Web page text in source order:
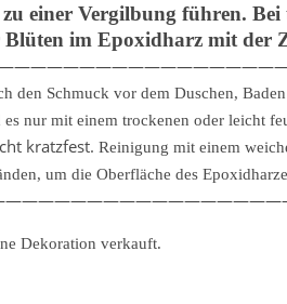
einer Vergilbung führen.
im Epoxidharz mit der
den Schmuck vor dem Duschen,
nur mit einem trockenen oder leicht
kratzfest. Reinigung mit einem
um die Oberfläche des
Dekoration verkauft.